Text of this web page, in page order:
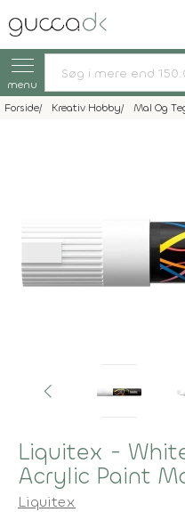
menu
Forside Kreativ Hobby Mal Og
Liquitex -
Acrylic Paint
Liquitex